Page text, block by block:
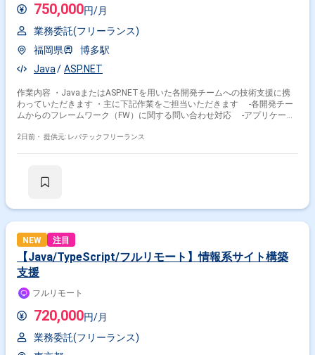
750,000円/月
業務委託(フリーランス)
福岡県
博多駅
Java
ASP.NET
作業内容 ・JavaまたはASP.NETを用いた各開発チームへの技術支援に携
わっていただきます ・主に下記作業をご担当いただきます -各開発チー
ムからのフレームワーク（FW）に関する問い合わせ対応 -アプリケーシ
決支援 -アーキテクチャ観点での技術提案/改善提案 -技術調査結果の
2日前・ 提供元: レバテックフリーランス
NEW 注目
【Java/TypeScript/フルリモート】情報系サイト構築
支援
フルリモート
720,000円/月
業務委託(フリーランス)